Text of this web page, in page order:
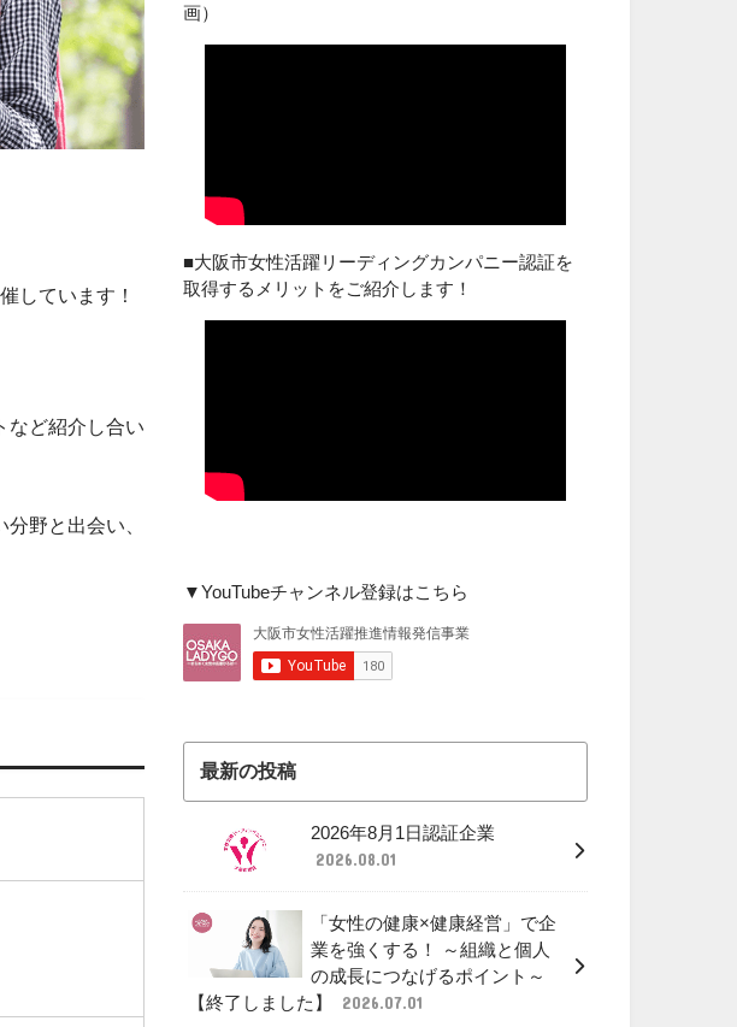
しています！
など紹介し合い
野と出会い、
画）
■大阪市女性活躍リーディングカンパニー認証を
取得するメリットをご紹介します！
▼YouTubeチャンネル登録はこちら
最新の投稿
2026年8月1日認証企業
2026.08.01
「女性の健康×健康経営」で企
業を強くする！ ～組織と個人
の成長につなげるポイント～
【終了しました】
2026.07.01